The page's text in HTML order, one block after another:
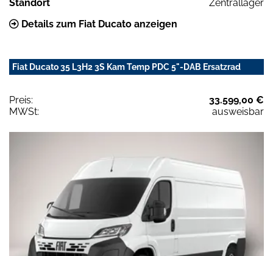
Standort
Zentrallager
Details zum Fiat Ducato anzeigen
Fiat Ducato 35 L3H2 3S Kam Temp PDC 5"-DAB Ersatzrad
Preis:
33.599,00 €
MWSt:
ausweisbar